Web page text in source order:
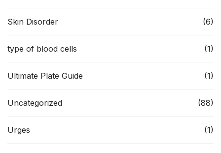
Skin Disorder (6)
type of blood cells (1)
Ultimate Plate Guide (1)
Uncategorized (88)
Urges (1)